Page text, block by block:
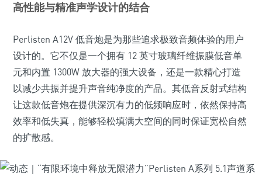
高性能与精准声学设计的结合
Perlisten A12V 低音炮是为那些追求极致音频体验的用户
设计的。它不仅是一个拥有 12 英寸玻璃纤维振膜低音单
元和内置 1300W 放大器的强大设备，还是一款精心打造
以减少共振并提升声音纯净度的产品。其低音反射式结构
让这款低音炮在提供深沉有力的低频响应时，依然保持高
效率和低失真，能够轻松填满大空间的同时保证宽松自然
的扩散感。